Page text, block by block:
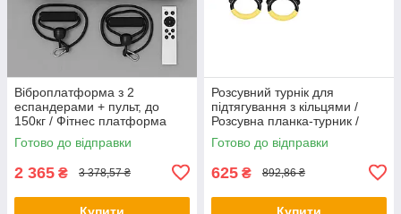
Віброплатформа з 2
еспандерами + пульт, до
150кг / Фітнес платформа
для вправ на все тіло
Готово до відправки
2 365 ₴ 3 378,57 ₴
Розсувний турнік для
підтягування з кільцями /
Розсувна планка-турник /
Турнік у дверний отвір
Готово до відправки
625 ₴ 892,86 ₴